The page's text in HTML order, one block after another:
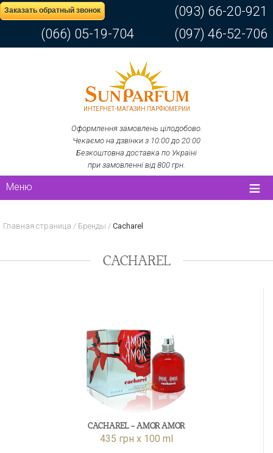
Заказать обратный звонок
(093) 66-20-921
(066) 05-19-704
(097) 46-52-706
ИНТЕРНЕТ-МАГАЗИН ПАРФЮМЕРИИ
Оформлення замовлень цілодобово.
Чекаємо на дзвінки з 10:00 до 20:00
Безкоштовна доставка по Україні
при замовленні від 800 грн.
Меню
Главная страница / Бренды / Cacharel
CACHAREL
CACHAREL - AMOR AMOR
435 грн x 100 ml